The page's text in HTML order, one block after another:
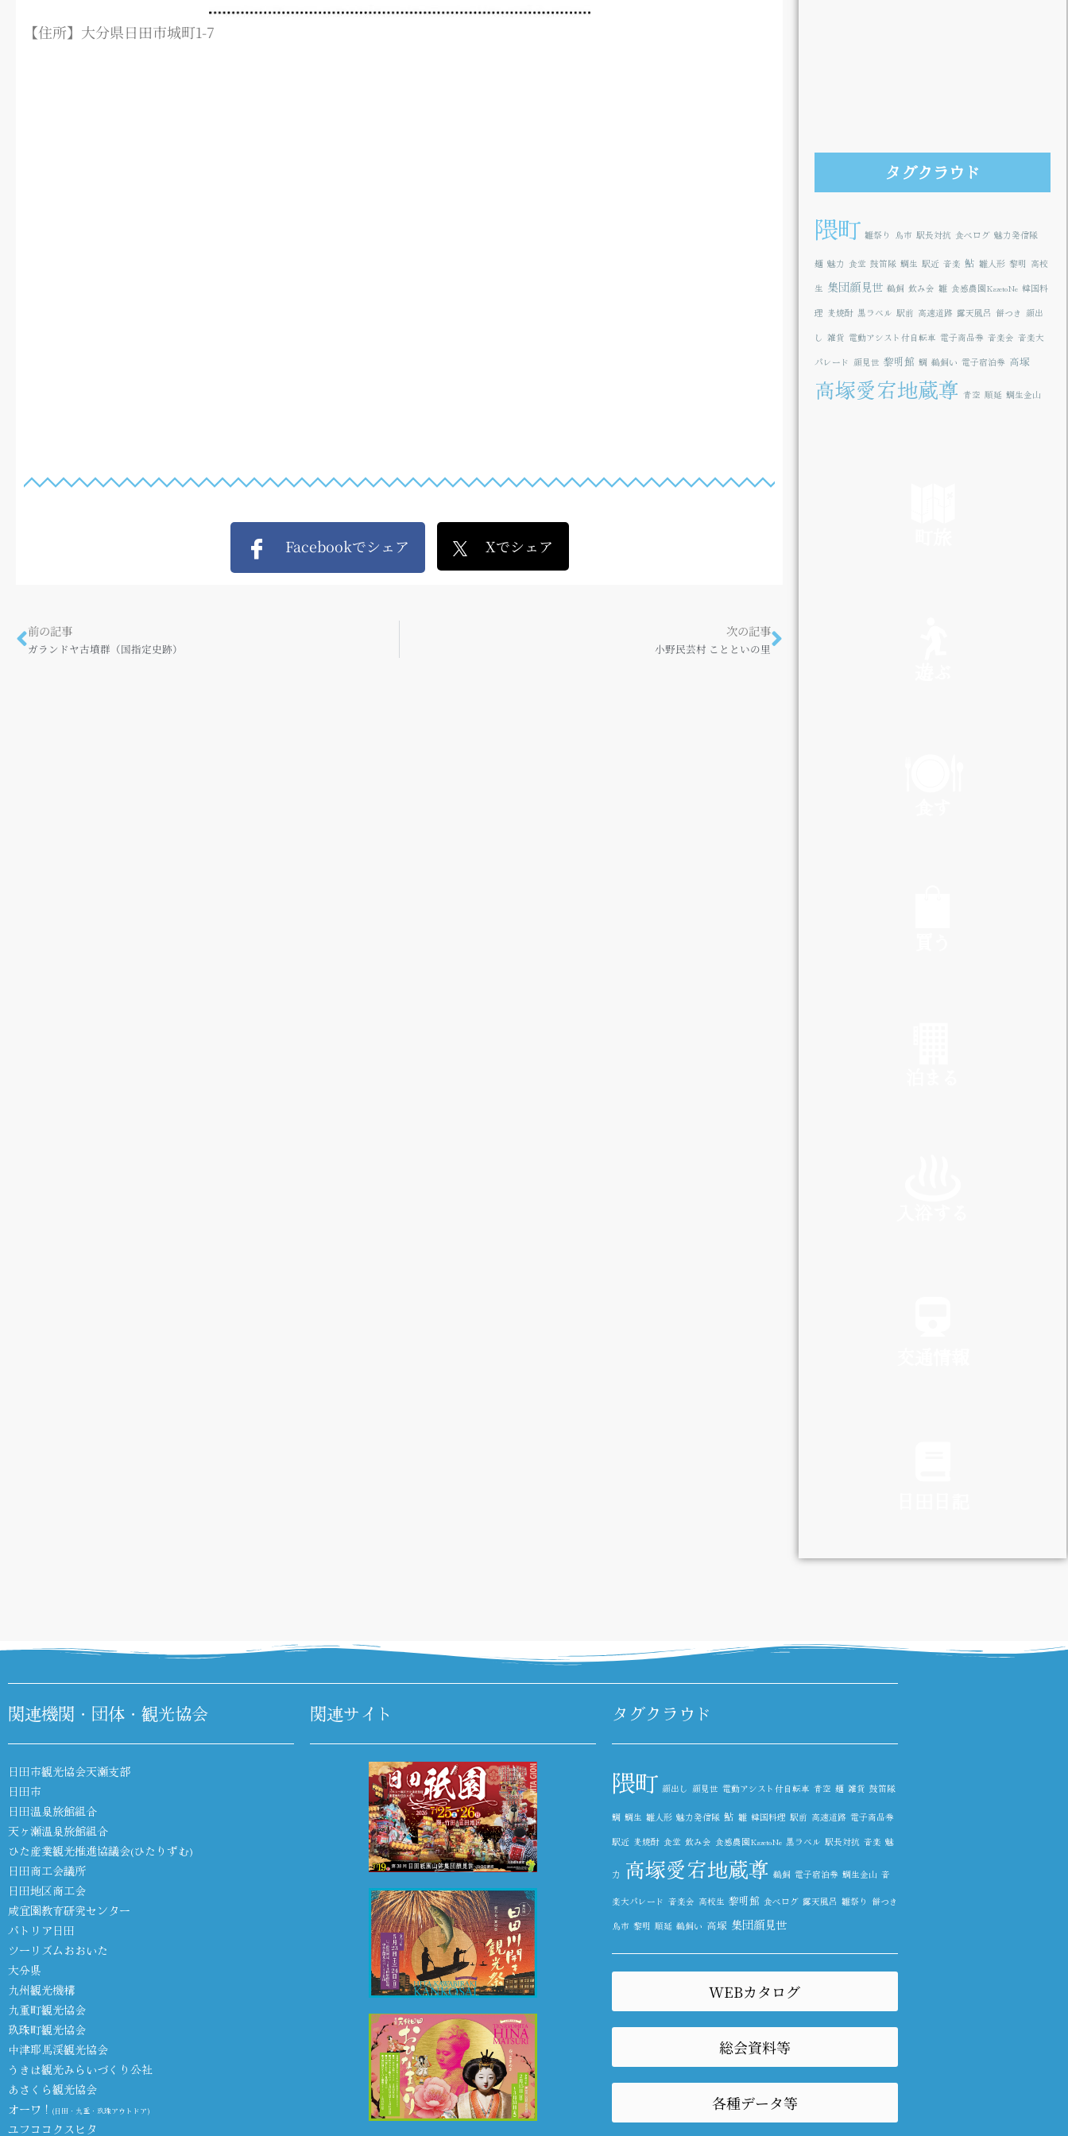
【住所】大分県日田市城町1-7
Facebookでシェア Xでシェア
前の記事
ガランドヤ古墳群（国指定史跡）
次の記事
小野民芸村 ことといの里
タグクラウド
隈町 雛祭り 鳥市 駅長対抗 食べログ 魅力発信隊
麺 魅力 食堂 鼓笛隊 鯛生 駅近 音楽 鮎 雛人形 黎明 高校
生 集団顔見世 鵜飼 飲み会 雛 食感農園KazetoNe 韓国料
理 麦焼酎 黒ラベル 駅前 高速道路 露天風呂 餅つき 顔出
し 雑貨 電動アシスト付自転車 電子商品券 音楽会 音楽大
パレード 顔見世 黎明館 鯛 鵜飼い 電子宿泊券 高塚
高塚愛宕地蔵尊 青空 順延 鯛生金山
DIARY
関連機関・団体・観光協会
日田市観光協会天瀬支部
日田市
日田温泉旅館組合
天ヶ瀬温泉旅館組合
ひた産業観光推進協議会(ひたりずむ)
日田商工会議所
日田地区商工会
咸宜園教育研究センター
パトリア日田
ツーリズムおおいた
大分県
九州観光機構
九重町観光協会
玖珠町観光協会
中津耶馬渓観光協会
うきは観光みらいづくり公社
あさくら観光協会
オーワ！ (日田・九重・玖珠アウトドア)
ユフココクスヒタ
関連サイト タグクラウド
隈町 顔出し 顔見世 電動アシスト付自転車 青空 麺 雑貨 鼓笛隊
鯛 鯛生 雛人形 魅力発信隊 鮎 雛 韓国料理 駅前 高速道路 電子商品券
駅近 麦焼酎 食堂 飲み会 食感農園KazetoNe 黒ラベル 駅長対抗 音楽 魅
力 高塚愛宕地蔵尊 鵜飼 電子宿泊券 鯛生金山 音
楽大パレード 音楽会 高校生 黎明館 食べログ 露天風呂 雛祭り 餅つき
鳥市 黎明 順延 鵜飼い 高塚 集団顔見世
WEBカタログ
総会資料等
各種データ等